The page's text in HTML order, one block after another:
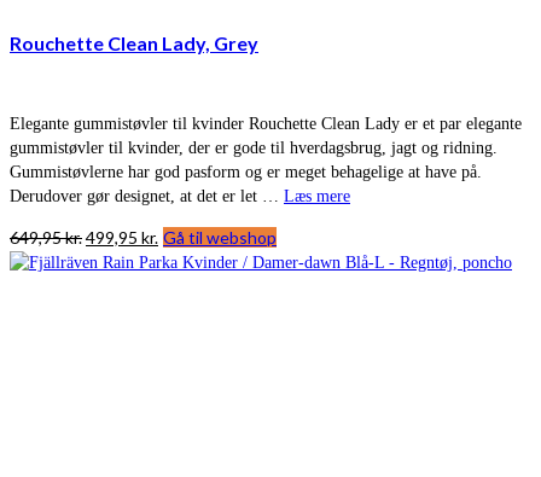
Rouchette Clean Lady, Grey
Elegante gummistøvler til kvinder Rouchette Clean Lady er et par elegante
gummistøvler til kvinder, der er gode til hverdagsbrug, jagt og ridning.
Gummistøvlerne har god pasform og er meget behagelige at have på.
Derudover gør designet, at det er let … Læs mere
649,95kr.Den
oprindelige
499,95 kr. Den
aktuelle
Gå til webshop